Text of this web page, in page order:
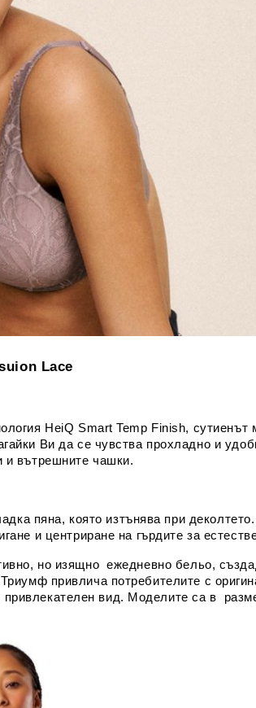
Lace
HeiQ Smart Temp Finish, сутиенът
Ви да се чувства прохладно и
и вътрешните чашки.
пяна, която изтънява при
и центриране на гърдите за
но изящно ежедневно бельо,
привлича потребителите с
вид. Моделите са в